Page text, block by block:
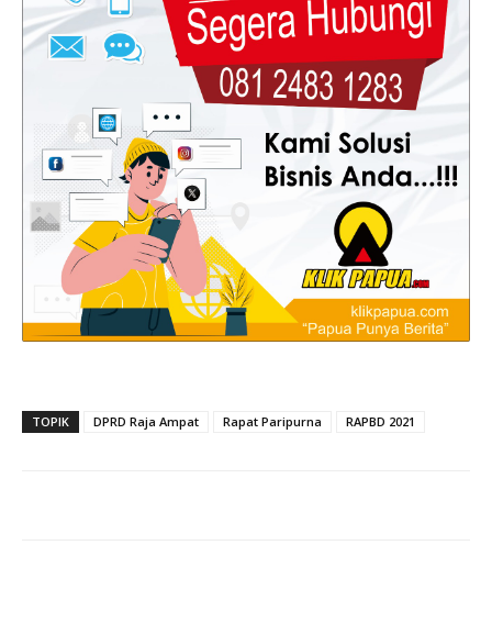
TOPIK DPRD Raja Ampat Rapat Paripurna RAPBD 2021